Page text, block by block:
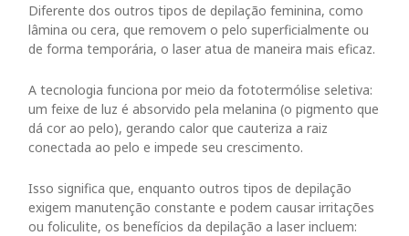
Diferente dos outros tipos de depilação feminina, como
lâmina ou cera, que removem o pelo superficialmente ou
de forma temporária, o laser atua de maneira mais eficaz.
A tecnologia funciona por meio da fototermólise seletiva:
um feixe de luz é absorvido pela melanina (o pigmento que
dá cor ao pelo), gerando calor que cauteriza a raiz
conectada ao pelo e impede seu crescimento.
Isso significa que, enquanto outros tipos de depilação
exigem manutenção constante e podem causar irritações
ou foliculite, os benefícios da depilação a laser incluem: